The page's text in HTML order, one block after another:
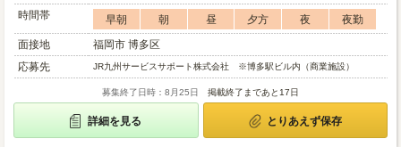
時間帯
早朝 朝 昼 夕方 夜
夜勤
面接地
福岡市 博多区
応募先
JR九州サービスサポート株式会社 ※博多駅ビル内（商業施設）
募集終了日時：8月25日 掲載終了まであと17日
詳細を見る とりあえず保存